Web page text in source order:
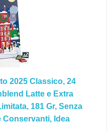
2025 Classico, 24
Latte e Extra
181 Gr, Senza
Conservanti, Idea